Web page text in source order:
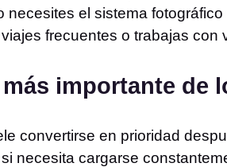
necesites el sistema
frecuentes o trabajas
importante de
convertirse en prioridad
necesita cargarse